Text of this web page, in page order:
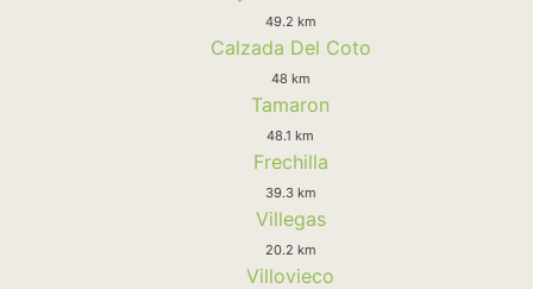
49.2 km
Calzada Del Coto
48 km
Tamaron
48.1 km
Frechilla
39.3 km
Villegas
20.2 km
Villovieco